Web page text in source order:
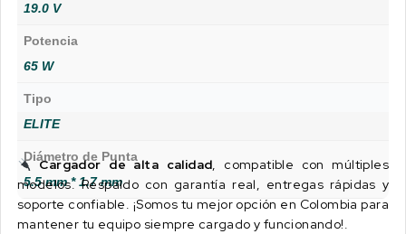
19.0 V
Potencia
65 W
Tipo
ELITE
Diámetro de Punta
5.5 mm * 1.7 mm
Cargador de alta calidad, compatible con múltiples
modelos. Respaldo con garantía real, entregas rápidas y
soporte confiable. ¡Somos tu mejor opción en Colombia para
mantener tu equipo siempre cargado y funcionando!.